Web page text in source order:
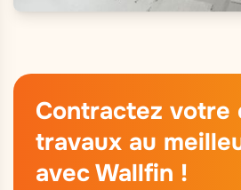
Contractez votre
travaux au
avec Wallfin !